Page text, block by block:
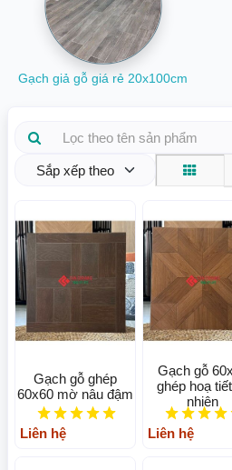
Gạch giả gỗ giá rẻ 20x100cm
Sắp xếp theo
Gạch gỗ ghép
60x60 mờ nâu đậm
Liên hệ
Gạch gỗ
ghép hoạ
nhiên
Liên hệ